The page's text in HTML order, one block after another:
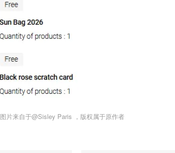
图片来自于@Sisley Paris ，版权属于原作者